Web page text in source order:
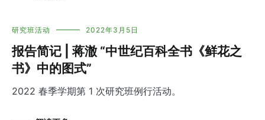
研究班活动 2022年3月5日
报告简记 | 蒋澈 “中世纪百科全书《鲜花之
书》中的图式”
2022 春季学期第 1 次研究班例行活动。